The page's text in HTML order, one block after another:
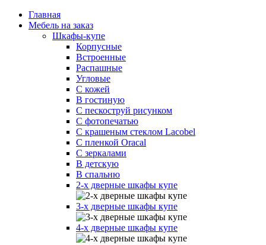
Главная
Мебель на заказ
Шкафы-купе
Корпусные
Встроенные
Распашные
Угловые
С кожей
В гостиную
С пескоструй рисунком
С фотопечатью
С крашеным стеклом Lacobel
С пленкой Oracal
С зеркалами
В детскую
В спальню
2-х дверные шкафы купе
3-х дверные шкафы купе
4-х дверные шкафы купе